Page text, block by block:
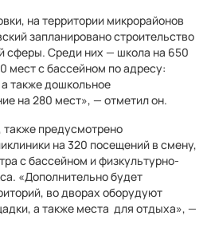
на территории микрорайонов
запланировано строительство
сферы. Среди них — школа на 650
мест с бассейном по адресу:
также дошкольное
на 280 мест», — отметил он.
предусмотрено
на 320 посещений в смену,
с бассейном и физкультурно-
«Дополнительно будет
во дворах оборудуют
а также места для отдыха», —